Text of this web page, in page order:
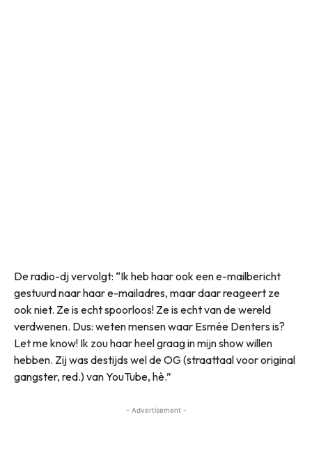
De radio-dj vervolgt: “Ik heb haar ook een e-mailbericht
gestuurd naar haar e-mailadres, maar daar reageert ze
ook niet. Ze is echt spoorloos! Ze is echt van de wereld
verdwenen. Dus: weten mensen waar Esmée Denters is?
Let me know! Ik zou haar heel graag in mijn show willen
hebben. Zij was destijds wel de OG (straattaal voor original
gangster, red.) van YouTube, hè.”
- Advertisement -